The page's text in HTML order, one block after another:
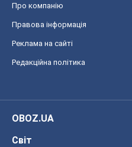
Про компанію
Правова інформація
Реклама на сайті
Редакційна політика
OBOZ.UA
Світ